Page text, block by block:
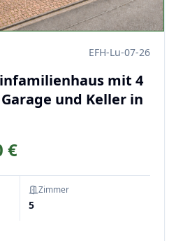
EFH-Lu-07-26
mit 4
und Keller in
€
Zimmer
5